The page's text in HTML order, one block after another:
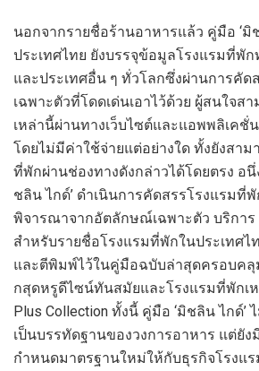
นอกจากรายชื่อร้านอาหารแล้ว คู่มือ ‘มิ
ประเทศไทย ยังบรรจุข้อมูลโรงแรมที่พัก
และประเทศอื่น ๆ ทั่วโลกซึ่งผ่านการคัด
เฉพาะตัวที่โดดเด่นเอาไว้ด้วย ผู้สนใจส
เหล่านี้ผ่านทางเว็บไซต์และแอพพลิเคชั่
โดยไม่มีค่าใช้จ่ายแต่อย่างใด ทั้งยังสาม
ที่พักผ่านช่องทางดังกล่าวได้โดยตรง อ
ชลิน ไกด์’ ดำเนินการคัดสรรโรงแรมที่
พิจารณาจากอัตลักษณ์เฉพาะตัว บริกา
สำหรับรายชื่อโรงแรมที่พักในประเทศไ
และตีพิมพ์ไว้ในคู่มือฉบับล่าสุดครอบคลุ
กสุดหรูดีไซน์ทันสมัยและโรงแรมที่พักเ
Plus Collection ทั้งนี้ คู่มือ ‘มิชลิน ไกด์’
เป็นบรรทัดฐานของวงการอาหาร แต่ยั
กำหนดมาตรฐานใหม่ให้กับธุรกิจโรงแ